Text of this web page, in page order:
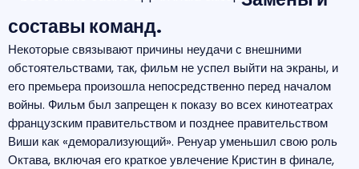
составы команд.
Некоторые связывают причины неудачи с внешними
обстоятельствами, так, фильм не успел выйти на экраны, и
его премьера произошла непосредственно перед началом
войны. Фильм был запрещен к показу во всех кинотеатрах
французским правительством и позднее правительством
Виши как «деморализующий». Ренуар уменьшил свою роль
Октава, включая его краткое увлечение Кристин в финале,